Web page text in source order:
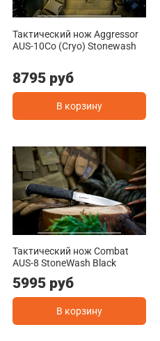
Тактический нож Aggressor
AUS-10Co (Cryo) Stonewash
8795 руб
В корзину
Тактический нож Combat
AUS-8 StoneWash Black
5995 руб
В корзину